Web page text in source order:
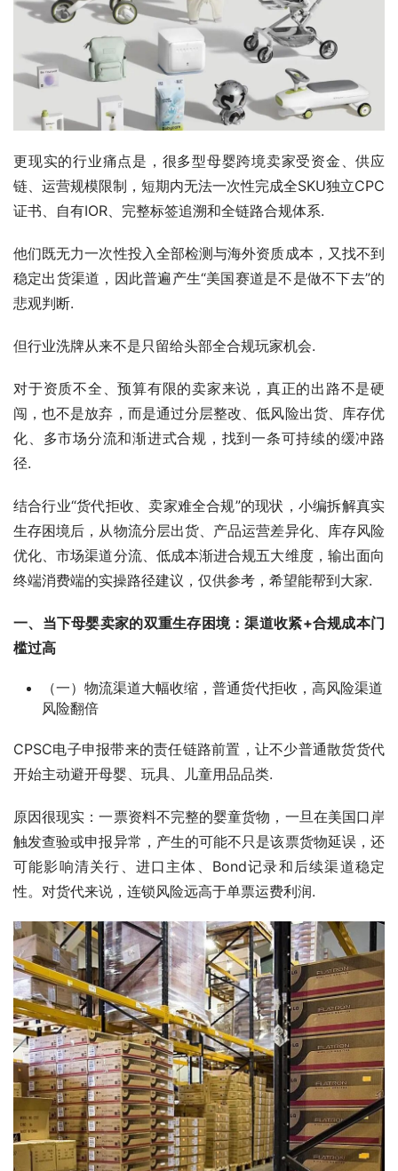
更现实的行业痛点是，很多型母婴跨境卖家受资金、供应
链、运营规模限制，短期内无法一次性完成全SKU独立CPC
证书、自有IOR、完整标签追溯和全链路合规体系.
他们既无力一次性投入全部检测与海外资质成本，又找不到
稳定出货渠道，因此普遍产生“美国赛道是不是做不下去”的
悲观判断.
但行业洗牌从来不是只留给头部全合规玩家机会.
对于资质不全、预算有限的卖家来说，真正的出路不是硬
闯，也不是放弃，而是通过分层整改、低风险出货、库存优
化、多市场分流和渐进式合规，找到一条可持续的缓冲路
径.
结合行业“货代拒收、卖家难全合规”的现状，小编拆解真实
生存困境后，从物流分层出货、产品运营差异化、库存风险
优化、市场渠道分流、低成本渐进合规五大维度，输出面向
终端消费端的实操路径建议，仅供参考，希望能帮到大家.
一、当下母婴卖家的双重生存困境：渠道收紧+合规成本门
槛过高
（一）物流渠道大幅收缩，普通货代拒收，高风险渠道
风险翻倍
CPSC电子申报带来的责任链路前置，让不少普通散货货代
开始主动避开母婴、玩具、儿童用品品类.
原因很现实：一票资料不完整的婴童货物，一旦在美国口岸
触发查验或申报异常，产生的可能不只是该票货物延误，还
可能影响清关行、进口主体、Bond记录和后续渠道稳定
性。对货代来说，连锁风险远高于单票运费利润.